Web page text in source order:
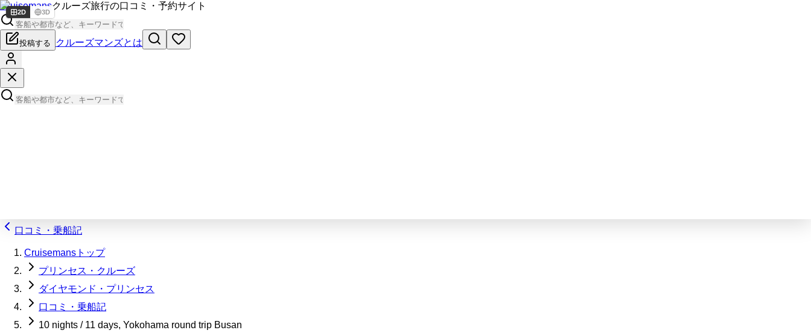
Cruisemansクルーズ旅行の口コミ・予約サイト
投稿する クルーズマンズとは
口コミ・乗船記
Cruisemansトップ
プリンセス・クルーズ
ダイヤモンド・プリンセス
口コミ・乗船記
10 nights / 11 days, Yokohama round trip Busan
2D 3D